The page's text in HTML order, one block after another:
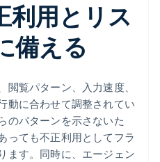
利用とリス
備える
覧パターン、入力速度、
動に合わせて調整されてい
のパターンを示さないた
っても不正利用としてフラ
ます。同時に、エージェン